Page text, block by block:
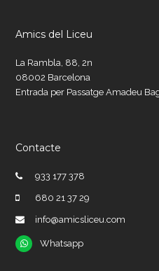
Amics del Liceu
La Rambla, 88, 2n
08002 Barcelona
Entrada per Passatge Amadeu
Contacte
933 177 378
680 21 37 29
info@amicsliceu.com
Whatsapp
Whatsapp